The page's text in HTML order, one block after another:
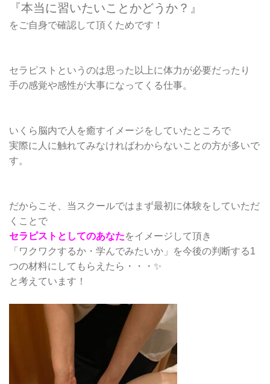
『本当に習いたいことかどうか？』
をご自身で確認して頂くためです！
セラピストというのは思った以上に体力が必要だったり
手の感覚や感性が大事になってくる仕事。
いくら脳内で人を癒すイメージをしていたところで
実際に人に触れてみなければわからないことの方が多いで
す。
だからこそ、当スクールではまず最初に体験をしていただ
くことで
セラピストとしてのあなたをイメージして頂き
「ワクワクするか・学んでみたいか」を今後の判断する1
つの材料にしてもらえたら・・・✨
と考えています！